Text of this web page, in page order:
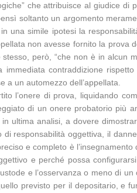
che attribuisce al giudice
soltanto un argomento
una simile ipotesi la
non avesse fornito la prova
però, “che non è in
contraddizione
un automezzo dell’appellata.
l’onere di prova, liquidando
di un onere probatorio più
ultima analisi, a dovere
responsabilità oggettiva, il
e completo è
e perché possa
e l’osservanza o meno di
previsto per il depositario, e